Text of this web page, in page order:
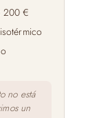
200 €
no está
un